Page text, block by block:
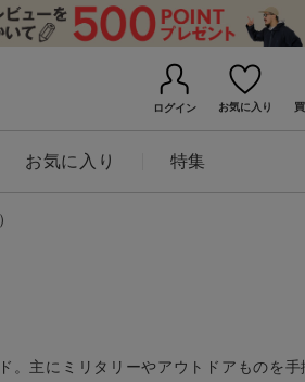
ログイン お気に入り
お気に入り 特集
。主にミリタリーやアウトドアものを手